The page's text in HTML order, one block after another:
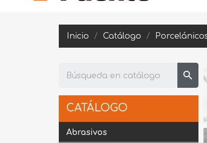
Inicio Catálogo
search
CATÁLOGO
Abrasivos